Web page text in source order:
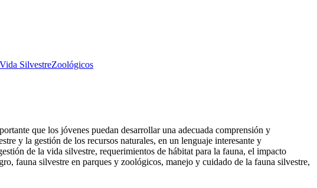
Vida SilvestreZoológicos
que los jóvenes puedan desarrollar una adecuada comprensión y
y la gestión de los recursos naturales, en un lenguaje interesante y
de la vida silvestre, requerimientos de hábitat para la fauna, el impacto
fauna silvestre en parques y zoológicos, manejo y cuidado de la fauna silvestre,